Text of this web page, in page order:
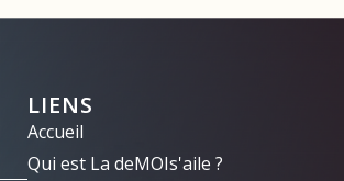
LIENS
Accueil
Qui est La deMOIs'aile ?